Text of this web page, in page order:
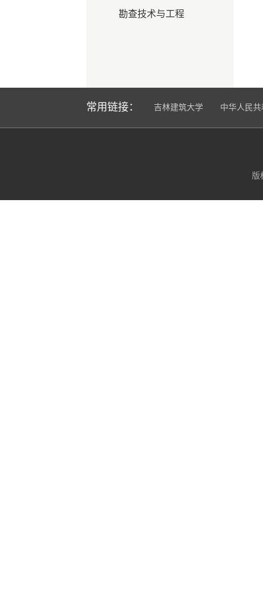
勘查技术与工程
常用链接： 吉林建筑大学 中华人民
版